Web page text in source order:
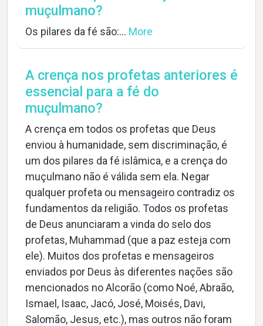
muçulmano?
Os pilares da fé são:... More
A crença nos profetas anteriores é
essencial para a fé do
muçulmano?
A crença em todos os profetas que Deus
enviou à humanidade, sem discriminação, é
um dos pilares da fé islâmica, e a crença do
muçulmano não é válida sem ela. Negar
qualquer profeta ou mensageiro contradiz os
fundamentos da religião. Todos os profetas
de Deus anunciaram a vinda do selo dos
profetas, Muhammad (que a paz esteja com
ele). Muitos dos profetas e mensageiros
enviados por Deus às diferentes nações são
mencionados no Alcorão (como Noé, Abraão,
Ismael, Isaac, Jacó, José, Moisés, Davi,
Salomão, Jesus, etc.), mas outros não foram